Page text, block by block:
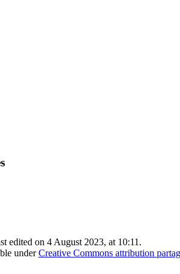
edited on 4 August 2023, at 10:11.
underCreative Commons attribution